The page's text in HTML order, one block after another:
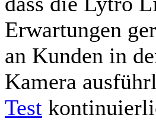
Erwartungen
an Kunden in
Kamera
Test